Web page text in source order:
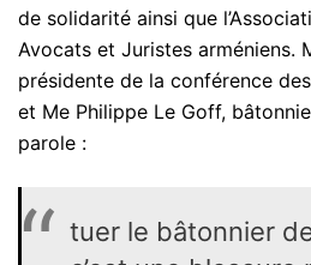
de solidarité ainsi que
Avocats et Juristes arméniens.
présidente de la conférence
et Me Philippe Le Goff,
parole :
tuer le bâtonnier